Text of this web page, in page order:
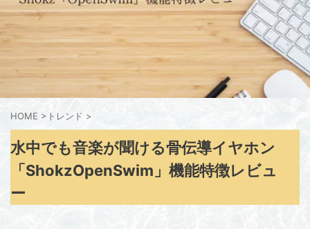
HOME > トレンド >
水中でも音楽が聞ける骨伝導イヤホン
「ShokzOpenSwim」機能特徴レビュ
ー